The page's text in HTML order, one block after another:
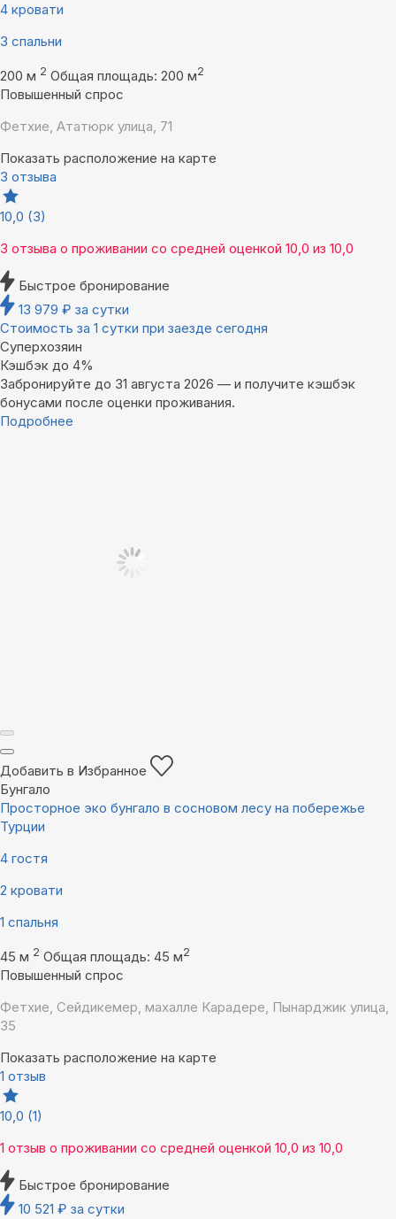
4 кровати
3 спальни
200 м 2 Общая площадь: 200 м2
Повышенный спрос
Фетхие, Ататюрк улица, 71
Показать расположение на карте
3 отзыва
10,0 (3)
3 отзыва о проживании со средней оценкой 10,0 из 10,0
Быстрое бронирование
13 979 ₽ за сутки
Стоимость за 1 сутки при заезде сегодня
Суперхозяин
Кэшбэк до 4%
Забронируйте до 31 августа 2026 — и получите кэшбэк
бонусами после оценки проживания.
Подробнее
Добавить в Избранное
Бунгало
Просторное эко бунгало в сосновом лесу на побережье
Турции
4 гостя
2 кровати
1 спальня
45 м 2 Общая площадь: 45 м2
Повышенный спрос
Фетхие, Сейдикемер, махалле Карадере, Пынарджик улица,
35
Показать расположение на карте
1 отзыв
10,0 (1)
1 отзыв о проживании со средней оценкой 10,0 из 10,0
Быстрое бронирование
10 521 ₽ за сутки